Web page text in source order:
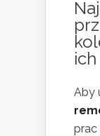
Aby
prac